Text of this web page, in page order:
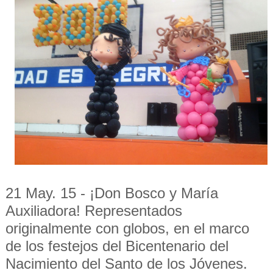
21 May. 15 - ¡Don Bosco y María
Auxiliadora! Representados
originalmente con globos, en el marco
de los festejos del Bicentenario del
Nacimiento del Santo de los Jóvenes.